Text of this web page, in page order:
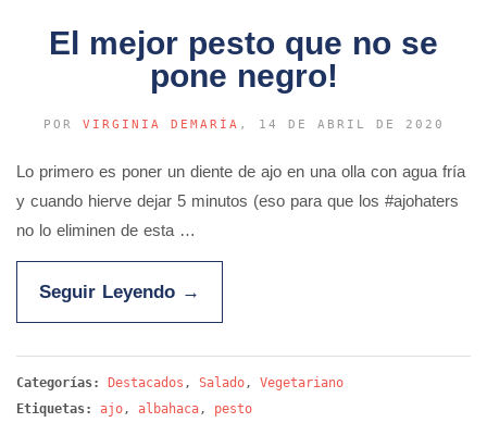
El mejor pesto que no se
pone negro!
POR VIRGINIA DEMARÍA , 14 DE ABRIL DE 2020
Lo primero es poner un diente de ajo en una olla con agua fría
y cuando hierve dejar 5 minutos (eso para que los #ajohaters
no lo eliminen de esta …
Seguir Leyendo →
Categorías: Destacados , Salado, Vegetariano
Etiquetas:
ajo, albahaca, pesto